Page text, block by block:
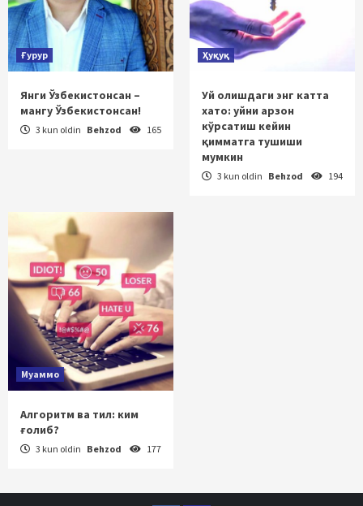
Ғурур
Янги Ўзбекистонсан –
мангу Ўзбекистонсан!
3 kun oldin Behzod 165
Ҳуқуқ
Уй олишдаги энг катта
хато: уйни арзон
кўрсатиш кейин
қимматга тушиши
мумкин
3 kun oldin Behzod 194
Муаммо
Алгоритм ва тил: ким
ғолиб?
3 kun oldin Behzod 177